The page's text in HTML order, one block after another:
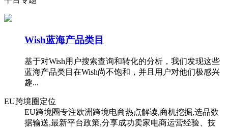
Wish蓝海产品类目
基于对Wish用户搜索查询和转化的分析，我们发现这些
蓝海产品类目在Wish尚不饱和，并且用户对他们极感兴
趣...
EU跨境圈定位
EU跨境圈专注欧洲跨境电商热点解读,商机挖掘,选品数
据输送,最新平台政策,分享成功卖家电商运营经验、技